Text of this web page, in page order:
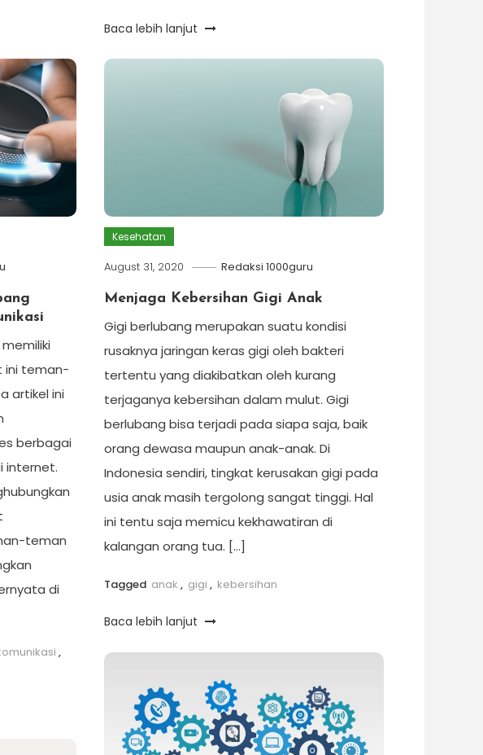
Baca lebih lanjut
ini teman-
artikel ini
berbagai
internet.
teman
di
,
Kesehatan
August 31, 2020 Redaksi 1000guru
Menjaga Kebersihan Gigi Anak
Gigi berlubang merupakan suatu kondisi
rusaknya jaringan keras gigi oleh bakteri
tertentu yang diakibatkan oleh kurang
terjaganya kebersihan dalam mulut. Gigi
berlubang bisa terjadi pada siapa saja, baik
orang dewasa maupun anak-anak. Di
Indonesia sendiri, tingkat kerusakan gigi pada
usia anak masih tergolong sangat tinggi. Hal
ini tentu saja memicu kekhawatiran di
kalangan orang tua. […]
Tagged anak , gigi , kebersihan
Baca lebih lanjut